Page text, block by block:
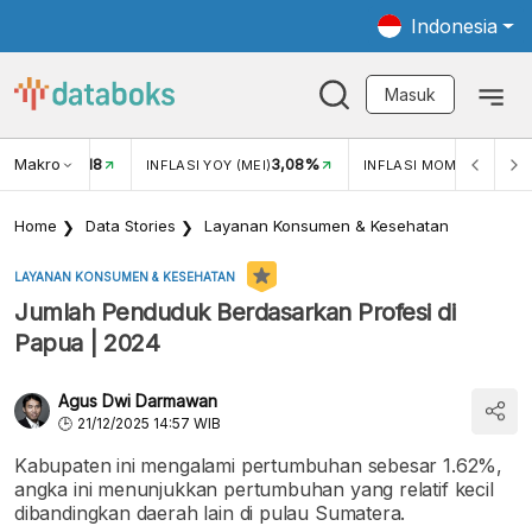
Indonesia
Masuk
Makro
USD/IDR 18 INFLASI YOY (MEI)3,08% INFLASI MOM (MEI)
Home Data Stories Layanan Konsumen & Kesehatan
LAYANAN KONSUMEN & KESEHATAN
Jumlah Penduduk Berdasarkan Profesi di
Papua | 2024
Agus Dwi Darmawan
21/12/2025 14:57 WIB
Kabupaten ini mengalami pertumbuhan sebesar 1.62%,
angka ini menunjukkan pertumbuhan yang relatif kecil
dibandingkan daerah lain di pulau Sumatera.